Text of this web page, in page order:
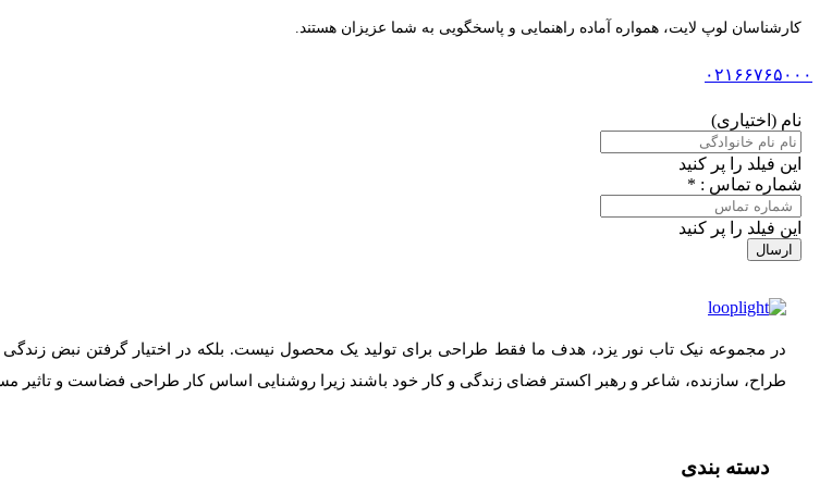
کارشناسان لوپ لایت، همواره آماده راهنمایی و پاسخگویی به شما عزیزان هستند.
۰۲۱۶۶۷۶۵۰۰۰
نام (اختیاری)
این فیلد را پر کنید
شماره تماس : *
این فیلد را پر کنید
ارسال
در مجموعه نیک تاب نور یزد، هدف ما فقط طراحی برای تولید یک محصول نیست. بلکه در اختیار گرفتن نبض
طراح، سازنده، شاعر و رهبر اکستر فضای زندگی و کار خود باشند زیرا روشنایی اساس کار طراحی فضاست و تاثیر
دسته بندی